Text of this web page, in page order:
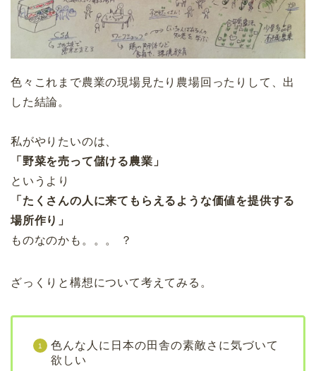
色々これまで農業の現場見たり農場回ったりして、出
した結論。
私がやりたいのは、
「野菜を売って儲ける農業」
というより
「たくさんの人に来てもらえるような価値を提供する
場所作り」
ものなのかも。。。 ？
ざっくりと構想について考えてみる。
色んな人に日本の田舎の素敵さに気づいて
欲しい